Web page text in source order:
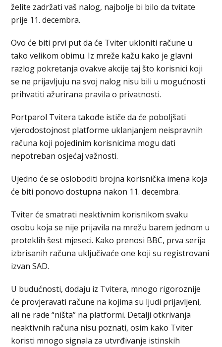
želite zadržati vaš nalog, najbolje bi bilo da tvitate
prije 11. decembra.
Ovo će biti prvi put da će Tviter ukloniti račune u
tako velikom obimu. Iz mreže kažu kako je glavni
razlog pokretanja ovakve akcije taj što korisnici koji
se ne prijavljuju na svoj nalog nisu bili u mogućnosti
prihvatiti ažurirana pravila o privatnosti.
Portparol Tvitera takođe ističe da će poboljšati
vjerodostojnost platforme uklanjanjem neispravnih
računa koji pojedinim korisnicima mogu dati
nepotreban osjećaj važnosti.
Ujedno će se osloboditi brojna korisnička imena koja
će biti ponovo dostupna nakon 11. decembra.
Tviter će smatrati neaktivnim korisnikom svaku
osobu koja se nije prijavila na mrežu barem jednom u
proteklih šest mjeseci. Kako prenosi BBC, prva serija
izbrisanih računa uključivaće one koji su registrovani
izvan SAD.
U budućnosti, dodaju iz Tvitera, mnogo rigoroznije
će provjeravati račune na kojima su ljudi prijavljeni,
ali ne rade “ništa” na platformi. Detalji otkrivanja
neaktivnih računa nisu poznati, osim kako Tviter
koristi mnogo signala za utvrđivanje istinskih